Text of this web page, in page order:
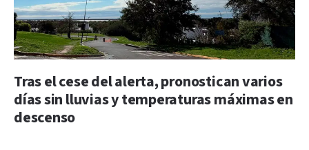
Tras el cese del alerta, pronostican varios
días sin lluvias y temperaturas máximas en
descenso